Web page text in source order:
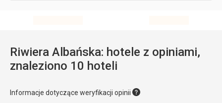
Riwiera Albańska: hotele z opiniami,
znaleziono 10 hoteli
Informacje dotyczące weryfikacji opinii